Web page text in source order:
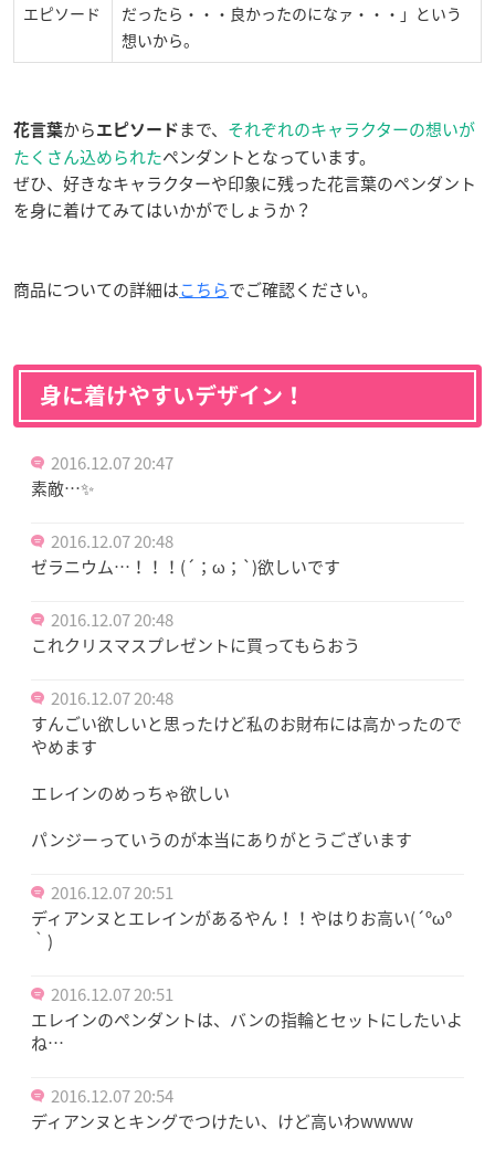
エピソード
だったら・・・良かったのになァ・・・」という
想いから。
花言葉から エピソード まで、 それぞれのキャラクターの想いが
たくさん込められたペンダントとなっています。
ぜひ、好きなキャラクターや印象に残った花言葉のペンダント
を身に着けてみてはいかがでしょうか？
商品についての詳細はこちらでご確認ください。
身に着けやすいデザイン！
2016.12.07 20:47
素敵…✨
2016.12.07 20:48
ゼラニウム…！！！(´；ω；`)欲しいです
2016.12.07 20:48
これクリスマスプレゼントに買ってもらおう
2016.12.07 20:48
すんごい欲しいと思ったけど私のお財布には高かったので
やめます
エレインのめっちゃ欲しい
パンジーっていうのが本当にありがとうございます
2016.12.07 20:51
ディアンヌとエレインがあるやん！！やはりお高い(´ºωº
｀)
2016.12.07 20:51
エレインのペンダントは、バンの指輪とセットにしたいよ
ね…
2016.12.07 20:54
ディアンヌとキングでつけたい、けど高いわwwww